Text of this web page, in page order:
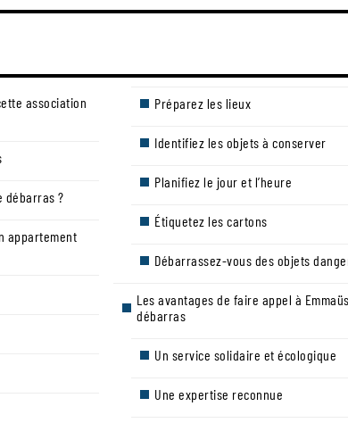
association
débarras ?
appartement
Préparez les lieux
Identifiez les objets à conserver
Planifiez le jour et l’heure
Étiquetez les cartons
Débarrassez-vous des objets
Les avantages de faire appel à
débarras
Un service solidaire et écologique
Une expertise reconnue